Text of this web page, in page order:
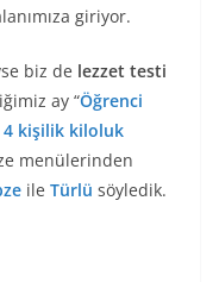
giriyor.
biz de lezzet testi
ay “Öğrenci
4 kişilik kiloluk
menülerinden
ile Türlü söyledik.